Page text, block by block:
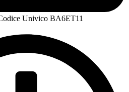
Univico BA6ET11